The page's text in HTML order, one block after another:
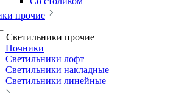
прочие
Светильники прочие
Ночники
Светильники лофт
Светильники накладные
Светильники линейные